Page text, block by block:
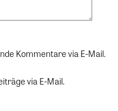
Kommentare via E-Mail.
via E-Mail.